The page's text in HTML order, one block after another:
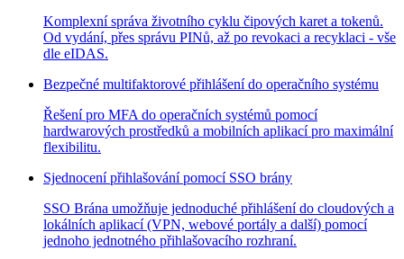
Komplexní správa životního cyklu čipových karet a tokenů.
Od vydání, přes správu PINů, až po revokaci a recyklaci - vše
dle eIDAS.
Bezpečné multifaktorové přihlášení do operačního systému
Řešení pro MFA do operačních systémů pomocí
hardwarových prostředků a mobilních aplikací pro maximální
flexibilitu.
Sjednocení přihlašování pomocí SSO brány
SSO Brána umožňuje jednoduché přihlášení do cloudových a
lokálních aplikací (VPN, webové portály a další) pomocí
jednoho jednotného přihlašovacího rozhraní.